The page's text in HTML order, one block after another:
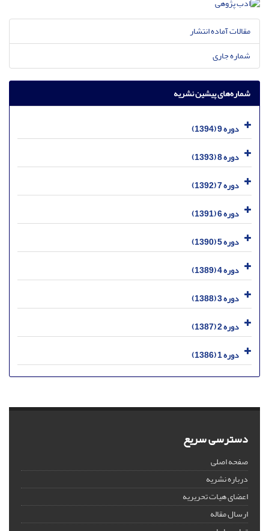
مقالات آماده انتشار
شماره جاری
شماره‌های پیشین نشریه
دوره 9 (1394)
دوره 8 (1393)
دوره 7 (1392)
دوره 6 (1391)
دوره 5 (1390)
دوره 4 (1389)
دوره 3 (1388)
دوره 2 (1387)
دوره 1 (1386)
دسترسی سریع
صفحه اصلی
درباره نشریه
اعضای هیات تحریریه
ارسال مقاله